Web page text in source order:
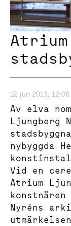
12 jun 2013, 12:06
Av elva
Ljungberg
nybyggda
Vid en
Atrium
Nyréns